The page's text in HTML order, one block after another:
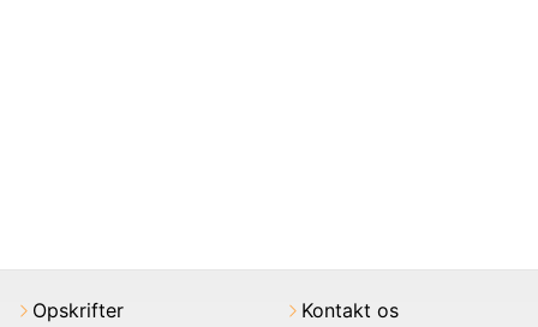
Opskrifter Kontakt os